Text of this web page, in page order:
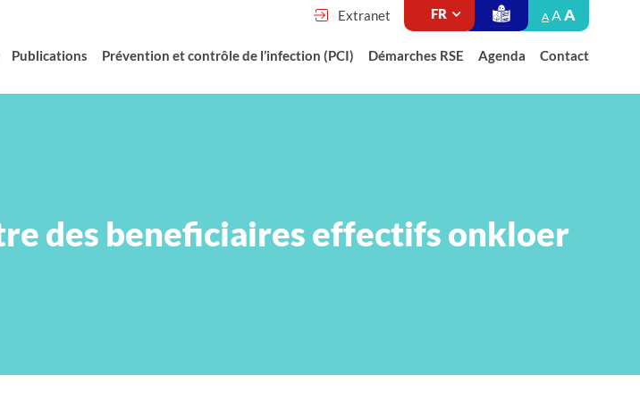
Extranet A AA
Publications Prévention et contrôle de l’infection (PCI) Démarches RSE Agenda Contact
des beneficiaires effectifs onkloer